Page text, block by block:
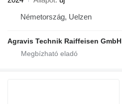
Németország, Uelzen
Agravis Technik Raiffeisen GmbH